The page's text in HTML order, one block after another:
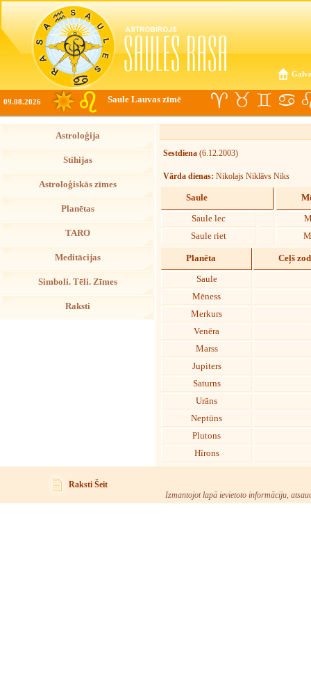
09.08.2026 Saule Lauvas zīmē
Astroloģija
Stihijas
Astroloģiskās zīmes
Planētas
TARO
Meditācijas
Simboli. Tēli. Zīmes
Raksti
Sestdiena (6.12.2003)
Vārda dienas: Nikolajs Niklāvs Niks
Saule
Saule lec
Saule riet
Planēta Ceļš
Saule
Mēness
Merkurs
Venēra
Marss
Jupiters
Saturns
Urāns
Neptūns
Plutons
Hīrons
Raksti Šeit
Izmantojot lapā ievietoto informāciju,